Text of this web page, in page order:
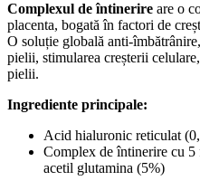
Complexul de întinerire are o
placenta, bogată în factori de
O soluție globală anti-
pielii, stimularea creșterii
pielii.
Ingrediente principale:
Acid hialuronic reticulat
Complex de întinerire cu
acetil glutamina (5%)